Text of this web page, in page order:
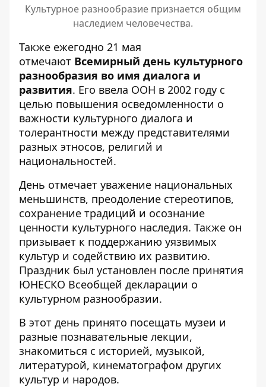
Культурное разнообразие признается общим
наследием человечества.
Также ежегодно 21 мая
отмечают Всемирный день культурного
разнообразия во имя диалога и
развития. Его ввела ООН в 2002 году с
целью повышения осведомленности о
важности культурного диалога и
толерантности между представителями
разных этносов, религий и
национальностей.
День отмечает уважение национальных
меньшинств, преодоление стереотипов,
сохранение традиций и осознание
ценности культурного наследия. Также он
призывает к поддержанию уязвимых
культур и содействию их развитию.
Праздник был установлен после принятия
ЮНЕСКО Всеобщей декларации о
культурном разнообразии.
В этот день принято посещать музеи и
разные познавательные лекции,
знакомиться с историей, музыкой,
литературой, кинематографом других
культур и народов.